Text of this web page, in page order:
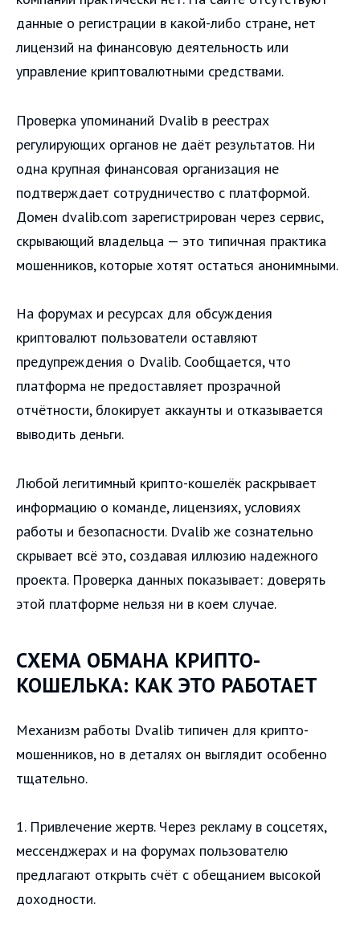
данные о регистрации в какой-либо стране, нет
лицензий на финансовую деятельность или
управление криптовалютными средствами.
Проверка упоминаний Dvalib в реестрах
регулирующих органов не даёт результатов. Ни
одна крупная финансовая организация не
подтверждает сотрудничество с платформой.
Домен dvalib.com зарегистрирован через сервис,
скрывающий владельца — это типичная практика
мошенников, которые хотят остаться анонимными.
На форумах и ресурсах для обсуждения
криптовалют пользователи оставляют
предупреждения о Dvalib. Сообщается, что
платформа не предоставляет прозрачной
отчётности, блокирует аккаунты и отказывается
выводить деньги.
Любой легитимный крипто-кошелёк раскрывает
информацию о команде, лицензиях, условиях
работы и безопасности. Dvalib же сознательно
скрывает всё это, создавая иллюзию надежного
проекта. Проверка данных показывает: доверять
этой платформе нельзя ни в коем случае.
СХЕМА ОБМАНА КРИПТО-
КОШЕЛЬКА: КАК ЭТО РАБОТАЕТ
Механизм работы Dvalib типичен для крипто-
мошенников, но в деталях он выглядит особенно
тщательно.
1. Привлечение жертв. Через рекламу в соцсетях,
мессенджерах и на форумах пользователю
предлагают открыть счёт с обещанием высокой
доходности.